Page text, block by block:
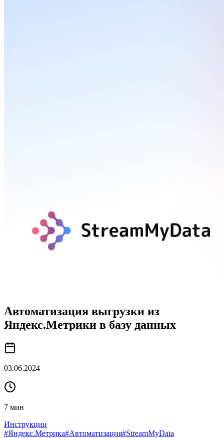
Автоматизация выгрузки из
Яндекс.Метрики в базу данных
03.06.2024
7 мин
Инструкции
#Яндекс.Метрика#Автоматизация#StreamMyData